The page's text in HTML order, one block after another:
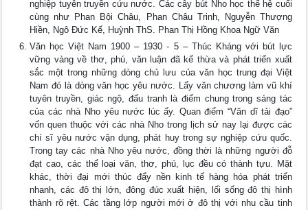
nghiệp tuyên truyền cứu nước. Các cây bút Nho học thế hệ cuối
cùng như Phan Bội Châu, Phan Châu Trinh, Nguyễn Thượng
Hiền, Ngô Đức Kế, Huỳnh ThS. Phan Thị Hồng Khoa Ngữ Văn
Văn học Việt Nam 1900 – 1930 - 5 – Thúc Kháng với bút lực
vững vàng về thơ, phú, văn luận đã kế thừa và phát triển xuất
sắc một trong những dòng chủ lưu của văn học trung đại Việt
Nam đó là dòng văn học yêu nước. Lấy văn chương làm vũ khí
tuyên truyền, giác ngộ, đấu tranh là điểm chung trong sáng tác
của các nhà Nho yêu nước lúc ấy. Quan điểm “Văn dĩ tải đạo”
vốn quen thuộc với các nhà Nho trong lịch sử nay lại được các
chí sĩ yêu nước vận dụng, phát huy trong sự nghiệp cứu quốc.
Trong tay các nhà Nho yêu nước, đồng thời là những người đỗ
đạt cao, các thể loại văn, thơ, phú, lục đều có thành tựu. Mặt
khác, thời đại mới thúc đẩy nền kinh tế hàng hóa phát triển
nhanh, các đô thị lớn, đông đúc xuất hiện, lối sống đô thị hình
thành rõ rệt. Các tầng lớp người mới ở đô thị với nhu cầu tinh